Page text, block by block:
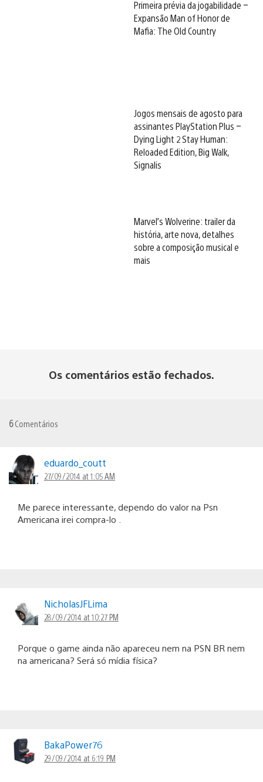
Primeira prévia da jogabilidade –
Expansão Man of Honor de
Mafia: The Old Country
Jogos mensais de agosto para
assinantes PlayStation Plus –
Dying Light 2 Stay Human:
Reloaded Edition, Big Walk,
Signalis
Marvel’s Wolverine: trailer da
história, arte nova, detalhes
sobre a composição musical e
mais
Os comentários estão fechados.
6Comentários
eduardo_coutt
27/09/2014 at 1:05 AM
Me parece interessante, dependo do valor na Psn
Americana irei compra-lo .
NicholasJFLima
28/09/2014 at 10:27 PM
Porque o game ainda não apareceu nem na PSN BR nem
na americana? Será só mídia física?
BakaPower76
29/09/2014 at 6:19 PM